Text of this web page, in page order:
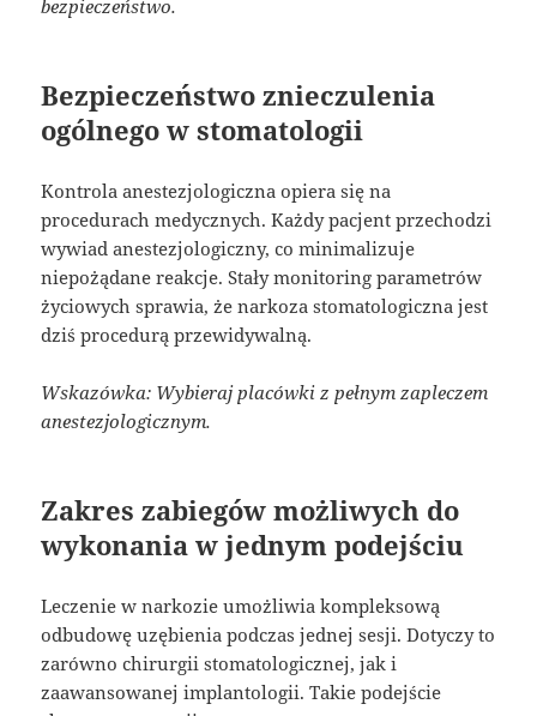
bezpieczeństwo.
Bezpieczeństwo znieczulenia
ogólnego w stomatologii
Kontrola anestezjologiczna opiera się na
procedurach medycznych. Każdy pacjent przechodzi
wywiad anestezjologiczny, co minimalizuje
niepożądane reakcje. Stały monitoring parametrów
życiowych sprawia, że narkoza stomatologiczna jest
dziś procedurą przewidywalną.
Wskazówka: Wybieraj placówki z pełnym zapleczem
anestezjologicznym.
Zakres zabiegów możliwych do
wykonania w jednym podejściu
Leczenie w narkozie umożliwia kompleksową
odbudowę uzębienia podczas jednej sesji. Dotyczy to
zarówno chirurgii stomatologicznej, jak i
zaawansowanej implantologii. Takie podejście